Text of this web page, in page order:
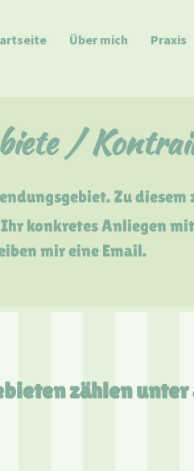
Über mich Praxis
/
Zu diesem
konkretes Anliegen
mir eine Email.
zählen